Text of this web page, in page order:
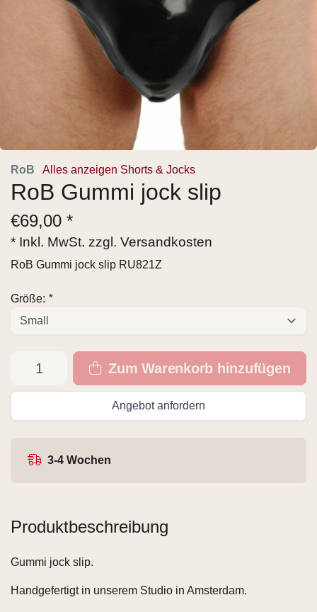
RoB Alles anzeigen Shorts & Jocks
RoB Gummi jock slip
€69,00 *
* Inkl. MwSt. zzgl. Versandkosten
RoB Gummi jock slip RU821Z
Größe: *
Zum Warenkorb hinzufügen
Angebot anfordern
3-4 Wochen
Produktbeschreibung
Gummi jock slip.
Handgefertigt in unserem Studio in Amsterdam.